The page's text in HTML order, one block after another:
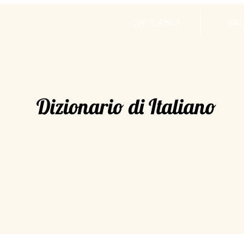
Dizionario di Italiano